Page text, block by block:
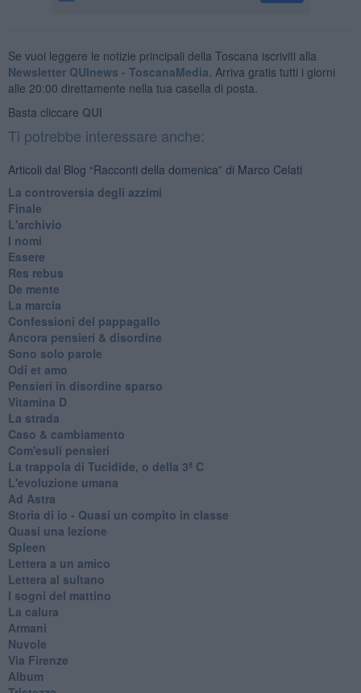
Se vuoi leggere le notizie principali della Toscana iscriviti alla
Newsletter QUInews - ToscanaMedia. Arriva gratis tutti i giorni
alle 20:00 direttamente nella tua casella di posta.
Basta cliccare QUI
Ti potrebbe interessare anche:
Articoli dal Blog “Racconti della domenica” di Marco Celati
La controversia degli azzimi
Finale
L'archivio
I nomi
Essere
Res rebus
De mente
La marcia
Confessioni del pappagallo
Ancora pensieri & disordine
Sono solo parole
Odi et amo
Pensieri in disordine sparso
Vitamina D
La strada
Caso & cambiamento
Com'esuli pensieri
La trappola di Tucidide, o della 3ª C
L'evoluzione umana
Ad Astra
Storia di io - Quasi un compito in classe
Quasi una lezione
Spleen
Lettera a un amico
Lettera al sultano
I sogni del mattino
La calura
Armani
Nuvole
Via Firenze
Album